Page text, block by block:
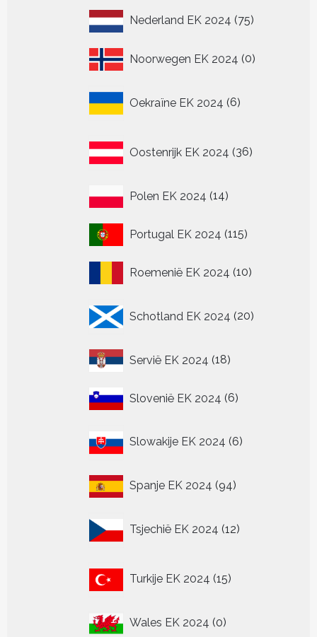
Nederland EK 2024 7575
Noorwegen EK 2024 00
Oekraïne EK 2024 6
producten
Oostenrijk EK 2024 36
producten
Polen EK 2024 1414
Portugal EK 2024 115115
Roemenië EK 2024 1010
Schotland EK 2024 20
producten
Servië EK 2024 1818
Slovenië EK 2024 66
Slowakije EK 2024 6
producten
Spanje EK 2024 9494
Tsjechië EK 2024 12
producten
Turkije EK 2024 15
producten
Wales EK 2024 00